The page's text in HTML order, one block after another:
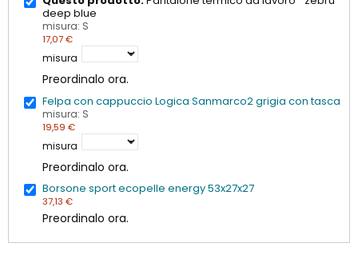
deep blue
misura: S
17,07 €
misura
Preordinalo ora.
Felpa con cappuccio Logica Sanmarco2 grigia con tasca
misura: S
19,59 €
misura
Preordinalo ora.
Borsone sport ecopelle energy 53x27x27
37,13 €
Preordinalo ora.